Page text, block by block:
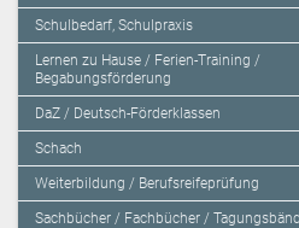
Schulbedarf, Schulpraxis
Lernen zu Hause / Ferien-Training /
Begabungsförderung
DaZ / Deutsch-Förderklassen
Schach
Weiterbildung / Berufsreifeprüfung
Sachbücher / Fachbücher /